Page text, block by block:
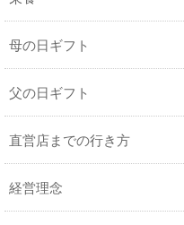
母の日ギフト
父の日ギフト
直営店までの行き方
経営理念